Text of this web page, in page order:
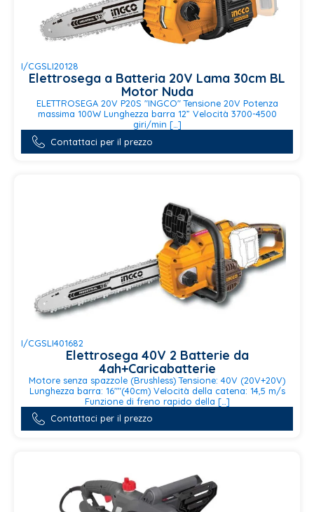
I/CGSLI20128
Elettrosega a Batteria 20V Lama 30cm BL
Motor Nuda
ELETTROSEGA 20V P20S "INGCO" Tensione 20V Potenza
massima 100W Lunghezza barra 12” Velocità 3700-4500
giri/min […]
Contattaci per il prezzo
I/CGSLI401682
Elettrosega 40V 2 Batterie da
4ah+Caricabatterie
Motore senza spazzole (Brushless) Tensione: 40V (20V+20V)
Lunghezza barra: 16""(40cm) Velocità della catena: 14,5 m/s
Funzione di freno rapido della […]
Contattaci per il prezzo